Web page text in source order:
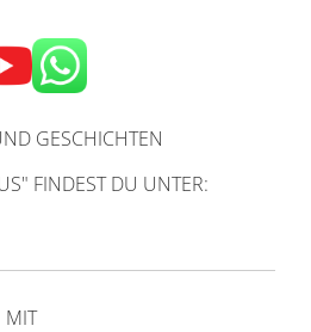
GESCHICHTEN
FINDEST DU UNTER:
MIT